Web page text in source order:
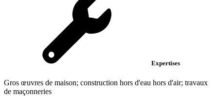
Expertises
Gros œuvres de maison; construction hors d'eau hors d'air; travaux
de maçonneries